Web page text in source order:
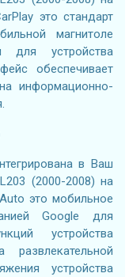
это стандарт
магнитоле
для устройства
обеспечивает
информационно-
в Ваш
(2000-2008) на
это мобильное
Google для
устройства
устройства